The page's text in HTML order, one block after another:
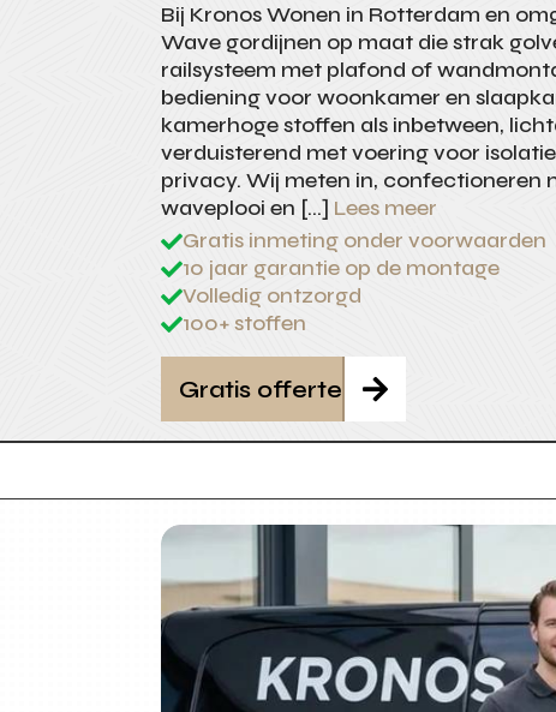
Bij Kronos Wonen in Rotterdam en
Wave gordijnen op maat die strak
railsysteem met plafond of
bediening voor woonkamer en
kamerhoge stoffen als inbetween,
verduisterend met voering voor
privacy. Wij meten in, confectioneren
waveplooi en […] Lees meer
Gratis inmeting onder voorwaarden
10 jaar garantie op de montage
Volledig ontzorgd
100+ stoffen

Gratis offerte